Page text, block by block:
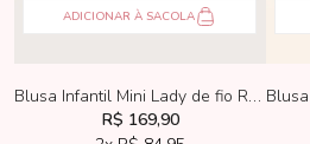
ADICIONAR À SACOLA
Blusa Infantil Mini Lady de fio Rosa
R$ 169,90